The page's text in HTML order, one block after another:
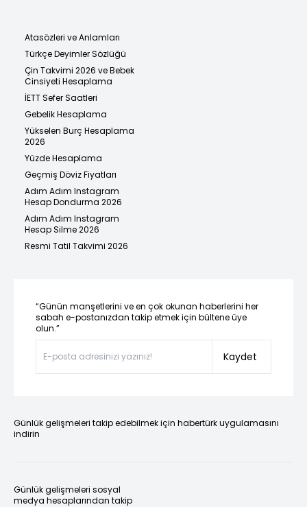
Atasözleri ve Anlamları
Türkçe Deyimler Sözlüğü
Çin Takvimi 2026 ve Bebek
Cinsiyeti Hesaplama
İETT Sefer Saatleri
Gebelik Hesaplama
Yükselen Burç Hesaplama
2026
Yüzde Hesaplama
Geçmiş Döviz Fiyatları
Adım Adım Instagram
Hesap Dondurma 2026
Adım Adım Instagram
Hesap Silme 2026
Resmi Tatil Takvimi 2026
“Günün manşetlerini ve en çok okunan haberlerini her
sabah e-postanızdan takip etmek için bültene üye
olun.”
Kaydet
Günlük gelişmeleri takip edebilmek için habertürk uygulamasını
indirin
Günlük gelişmeleri sosyal
medya hesaplarından takip